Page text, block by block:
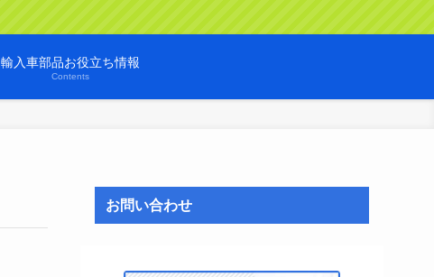
輸入車部品お役立ち情報
Contents
お問い合わせ